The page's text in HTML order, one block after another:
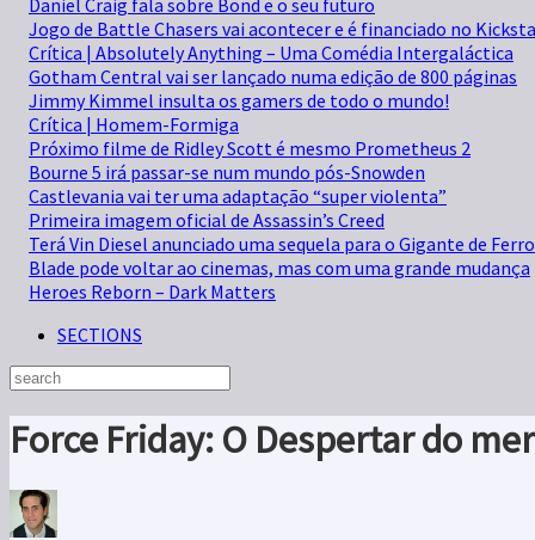
Daniel Craig fala sobre Bond e o seu futuro
Jogo de Battle Chasers vai acontecer e é financiado no
Crítica | Absolutely Anything – Uma Comédia Intergaláctica
Gotham Central vai ser lançado numa edição de 800 páginas
Jimmy Kimmel insulta os gamers de todo o mundo!
Crítica | Homem-Formiga
Próximo filme de Ridley Scott é mesmo Prometheus 2
Bourne 5 irá passar-se num mundo pós-Snowden
Castlevania vai ter uma adaptação “super violenta”
Primeira imagem oficial de Assassin’s Creed
Terá Vin Diesel anunciado uma sequela para o Gigante de
Blade pode voltar ao cinemas, mas com uma grande mudança
Heroes Reborn – Dark Matters
SECTIONS
Force Friday: O Despertar do